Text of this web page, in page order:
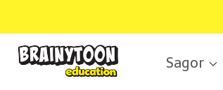
to
content
Sagor